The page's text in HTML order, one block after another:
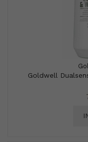
Goldwell